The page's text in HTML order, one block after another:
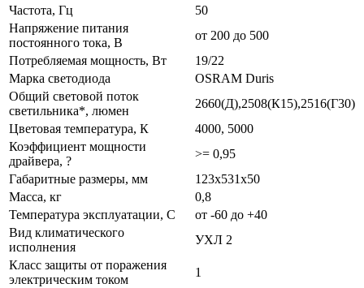
Частота, Гц
50
Напряжение питания
постоянного тока, В
от 200 до 500
Потребляемая мощность, Вт
19/22
Марка светодиода
OSRAM Duris
Общий световой поток
светильника*, люмен
2660(Д),2508(К15),2516(Г30)
Цветовая температура, К
4000, 5000
Коэффициент мощности
драйвера, ?
>= 0,95
Габаритные размеры, мм
123х531х50
Масса, кг
0,8
Температура эксплуатации, С
от -60 до +40
Вид климатического
исполнения
УХЛ 2
Класс защиты от поражения
электрическим током
1